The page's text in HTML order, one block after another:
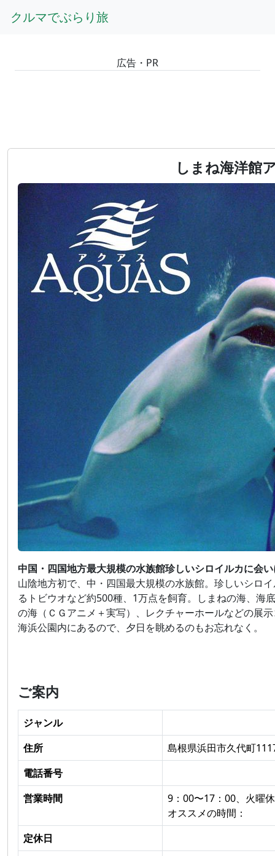
クルマでぶらり旅
島根
広告・PR
しまね海洋館
中国・四国地方最大規模の水族館珍しいシロイルカに会
山陰地方初で、中・四国最大規模の水族館。珍しいシロ
るトビウオなど約500種、1万点を飼育。しまねの海、海
の海（ＣＧアニメ＋実写）、レクチャーホールなどの展
海浜公園内にあるので、夕日を眺めるのもお忘れなく。
ご案内
ジャンル
住所
島根県浜田市久代町
電話番号
営業時間
9：00〜17：00、火曜休
オススメの時間：
定休日